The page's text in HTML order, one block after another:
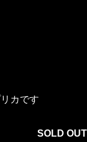
カです
SOLD OUT